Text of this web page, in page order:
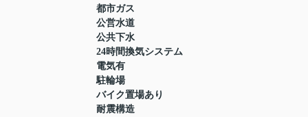
都市ガス
公営水道
公共下水
24時間換気システム
電気有
駐輪場
バイク置場あり
耐震構造